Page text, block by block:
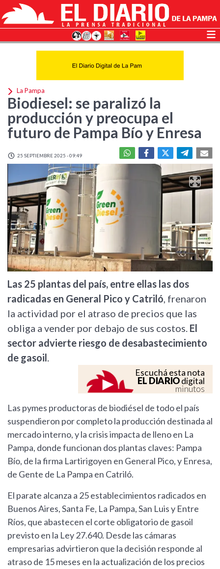
La Pampa
Biodiesel: se paralizó la
producción y preocupa el
futuro de Pampa Bío y Enresa
25 SEPTIEMBRE 2025 - 09:49
Las 25 plantas del país, entre ellas las dos
radicadas en General Pico y Catriló, frenaron
la actividad por el atraso de precios que las
obliga a vender por debajo de sus costos. El
sector advierte riesgo de desabastecimiento
de gasoil .
Escuchá esta nota
EL DIARIOdigital
minutos
Las pymes productoras de biodiésel de todo el país
suspendieron por completo la producción destinada al
mercado interno, y la crisis impacta de lleno en La
Pampa, donde funcionan dos plantas claves: Pampa
Bío, de la firma Lartirigoyen en General Pico, y Enresa,
de Gente de La Pampa en Catriló.
El parate alcanza a 25 establecimientos radicados en
Buenos Aires, Santa Fe, La Pampa, San Luis y Entre
Ríos, que abastecen el corte obligatorio de gasoil
previsto en la Ley 27.640. Desde las cámaras
empresarias advirtieron que la decisión responde al
atraso de 15 meses en la actualización de los precios